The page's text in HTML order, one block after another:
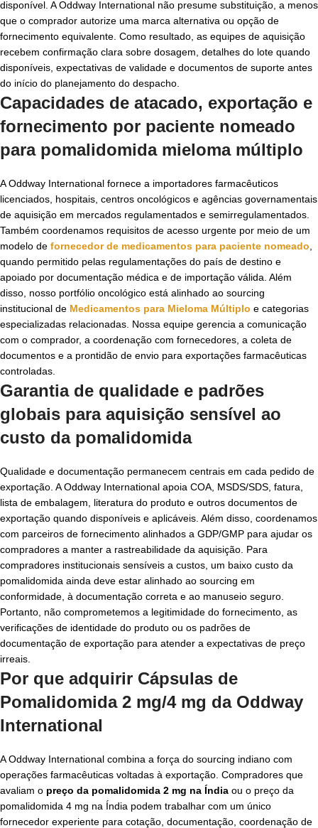
disponível. A Oddway International não presume substituição, a menos
que o comprador autorize uma marca alternativa ou opção de
fornecimento equivalente. Como resultado, as equipes de aquisição
recebem confirmação clara sobre dosagem, detalhes do lote quando
disponíveis, expectativas de validade e documentos de suporte antes
do início do planejamento do despacho.
Capacidades de atacado, exportação e
fornecimento por paciente nomeado
para pomalidomida mieloma múltiplo
A Oddway International fornece a importadores farmacêuticos
licenciados, hospitais, centros oncológicos e agências governamentais
de aquisição em mercados regulamentados e semirregulamentados.
Também coordenamos requisitos de acesso urgente por meio de um
modelo de fornecedor de medicamentos para paciente nomeado
quando permitido pelas regulamentações do país de destino e
apoiado por documentação médica e de importação válida. Além
disso, nosso portfólio oncológico está alinhado ao sourcing
institucional de Medicamentos para Mieloma Múltiplo e categorias
especializadas relacionadas. Nossa equipe gerencia a comunicação
com o comprador, a coordenação com fornecedores, a coleta de
documentos e a prontidão de envio para exportações farmacêuticas
controladas.
Garantia de qualidade e padrões
globais para aquisição sensível ao
custo da pomalidomida
Qualidade e documentação permanecem centrais em cada pedido de
exportação. A Oddway International apoia COA, MSDS/SDS, fatura,
lista de embalagem, literatura do produto e outros documentos de
exportação quando disponíveis e aplicáveis. Além disso, coordenamos
com parceiros de fornecimento alinhados a GDP/GMP para ajudar os
compradores a manter a rastreabilidade da aquisição. Para
compradores institucionais sensíveis a custos, um baixo custo da
pomalidomida ainda deve estar alinhado ao sourcing em
conformidade, à documentação correta e ao manuseio seguro.
Portanto, não comprometemos a legitimidade do fornecimento, as
verificações de identidade do produto ou os padrões de
documentação de exportação para atender a expectativas de preço
irreais.
Por que adquirir Cápsulas de
Pomalidomida 2 mg/4 mg da Oddway
International
A Oddway International combina a força do sourcing indiano com
operações farmacêuticas voltadas à exportação. Compradores que
avaliam o preço da pomalidomida 2 mg na Índia ou o preço da
pomalidomida 4 mg na Índia podem trabalhar com um único
fornecedor experiente para cotação, documentação, coordenação de